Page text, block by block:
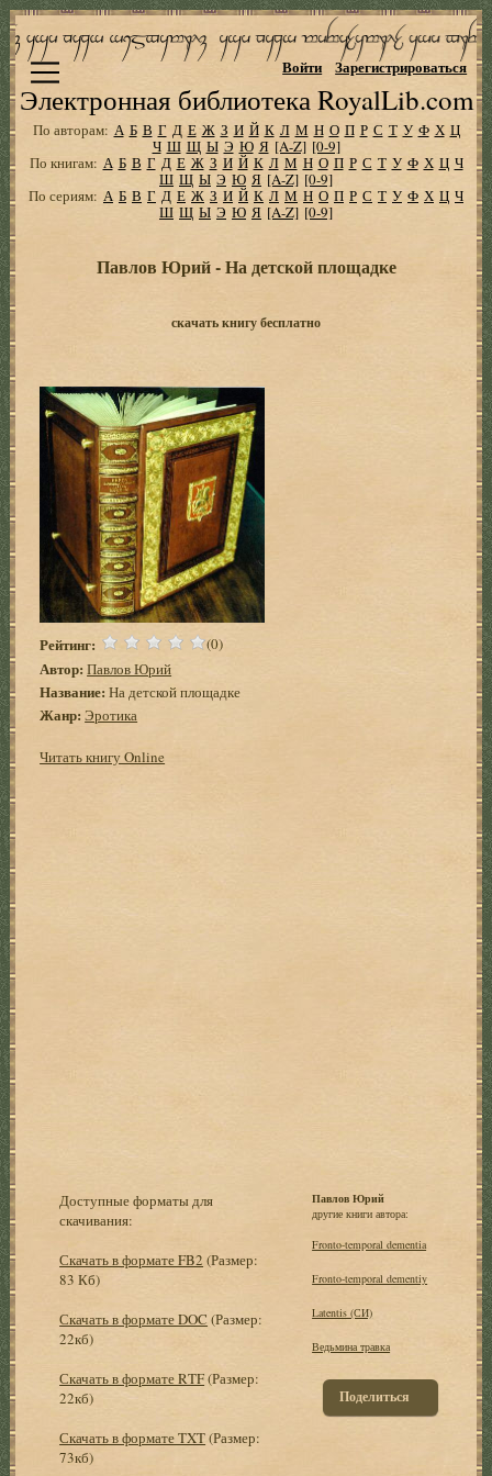
Электронная библиотека RoyalLib.com
Войти Зарегистрироваться
По авторам: А Б В Г Д Е Ж З И Й К Л М Н О П Р С Т У Ф Х Ц
Ч Ш Щ Ы Э Ю Я [A-Z] [0-9]
По книгам: А Б В Г Д Е Ж З И Й К Л М Н О П Р С Т У Ф Х Ц Ч
Ш Щ Ы Э Ю Я [A-Z] [0-9]
По сериям: А Б В Г Д Е Ж З И Й К Л М Н О П Р С Т У Ф Х Ц Ч
Ш Щ Ы Э Ю Я [A-Z] [0-9]
Павлов Юрий - На детской площадке
скачать книгу бесплатно
Рейтинг: (0)
Автор: Павлов Юрий
Название: На детской площадке
Жанр: Эротика
Читать книгу Online
Доступные форматы для
скачивания:
Скачать в формате FB2 (Размер:
83 Кб)
Скачать в формате DOC (Размер:
22кб)
Скачать в формате RTF(Размер:
22кб)
Скачать в формате TXT(Размер:
73кб)
Павлов Юрий
другие книги автора:
Fronto-temporal dementia
Fronto-temporal dementiy
Latentis (СИ)
Ведьмина травка
Поделиться